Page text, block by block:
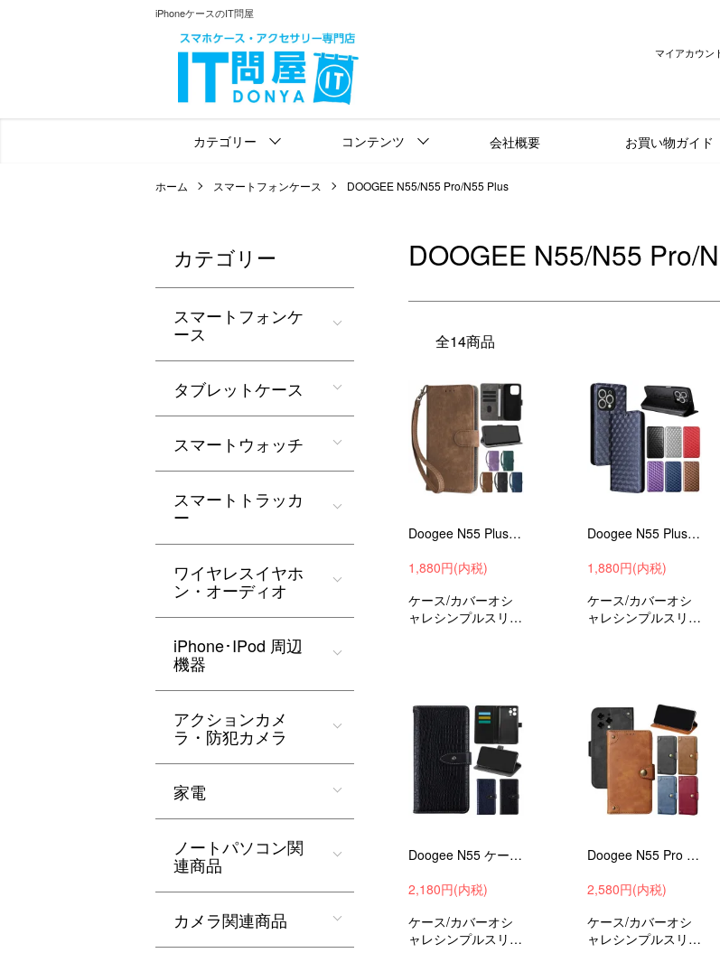
iPhoneケースのIT問屋
マイアカウン
カテゴリー コンテンツ 会社概要 お買い物ガイド
ホーム スマートフォンケース DOOGEE N55/N55 Pro/N55 Plus
DOOGEE N55/N55 Pro/
全14商品
Doogee N55 Plus ケース 手帳型 カバー PUレザー 手帳型PUレザーケース スタンド機能 カード収納 紐 ストラップ付き
1,880円(内税)
ケース/カバーオシ
ャレシンプルスリム
Doogee N55 Plus ケース 手帳型 カバー PUレザー 幾何学模様 手帳型PUレザーケース スタンド機能 カード収納 アンドロイド
1,880円(内税)
ケース/カバーオシ
ャレシンプルスリム
Doogee N55 ケース 手帳型 カバー PUレザー 手帳型PUレザーケース クロコダイル調 スタンド機能 カード収納
2,180円(内税)
ケース/カバーオシ
ャレシンプルスリム
Doogee N55 Pro ケース 手帳型 カバー PUレザー 手帳型PUレザーケース スタンド機能 カード収納 アンドロイド
2,580円(内税)
ケース/カバーオシ
ャレシンプルスリム
カテゴリー
スマートフォンケ
ース
タブレットケース
スマートウォッチ
スマートトラッカ
ー
ワイヤレスイヤホ
ン・オーディオ
iPhone･IPod 周辺
機器
アクションカメ
ラ・防犯カメラ
家電
ノートパソコン関
連商品
カメラ関連商品